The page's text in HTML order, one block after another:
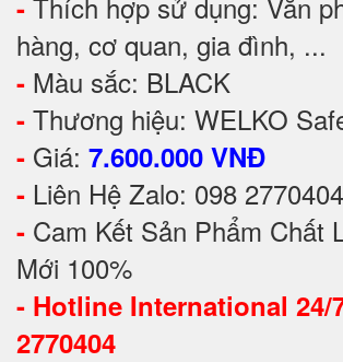
-
hàng, cơ quan, gia đình, ...
- Màu sắc: BLACK
- Thương hiệu: WELKO
- Giá: 7.600.000 VNĐ
- Liên Hệ Zalo: 098 2770404
- Cam Kết Sản Phẩm Chất
Mới 100%
- Hotline International 24/
2770404